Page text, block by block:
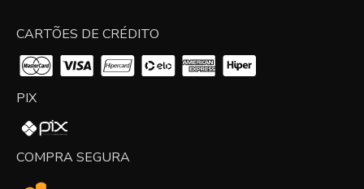
CARTÕES DE CRÉDITO
PIX
COMPRA SEGURA